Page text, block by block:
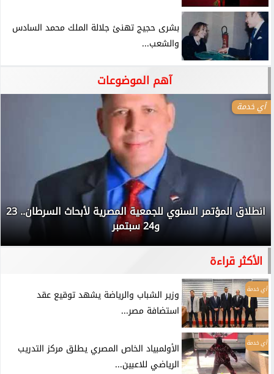
بشرى حجيج تهنئ جلالة الملك محمد السادس
والشعب...
آهم الموضوعات
أي خدمة
انطلاق المؤتمر السنوي للجمعية المصرية لأبحاث السرطان.. 23
و24 سبتمبر
الأكثر قراءة
أي خدمة
وزير الشباب والرياضة يشهد توقيع عقد
استضافة مصر...
أي خدمة
الأولمبياد الخاص المصري يطلق مركز التدريب
الرياضي للاعبين...